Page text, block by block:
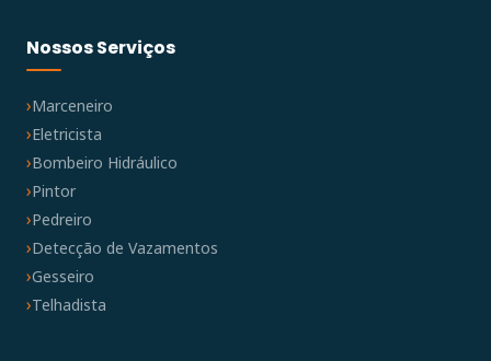
Nossos Serviços
Marceneiro
Eletricista
Bombeiro Hidráulico
Pintor
Pedreiro
Detecção de Vazamentos
Gesseiro
Telhadista